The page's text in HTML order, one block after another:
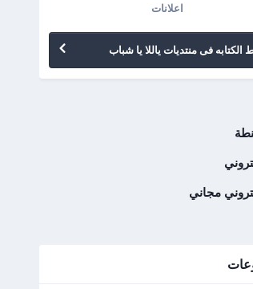
اعلانات
الكتابه فى منتديات ياللا يا شباب
مجاني